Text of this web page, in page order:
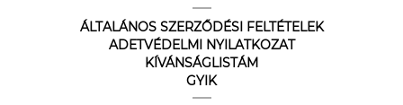
ÁLTALÁNOS SZERZŐDÉSI FELTÉTELEK
ADETVÉDELMI NYILATKOZAT
KÍVÁNSÁGLISTÁM
GYIK